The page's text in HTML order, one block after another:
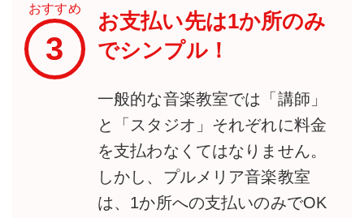
おすすめ
3
お支払い先は1か所のみ
でシンプル！
一般的な音楽教室では「講師」
と「スタジオ」それぞれに料金
を支払わなくてはなりません。
しかし、プルメリア音楽教室
は、1か所への支払いのみでOK